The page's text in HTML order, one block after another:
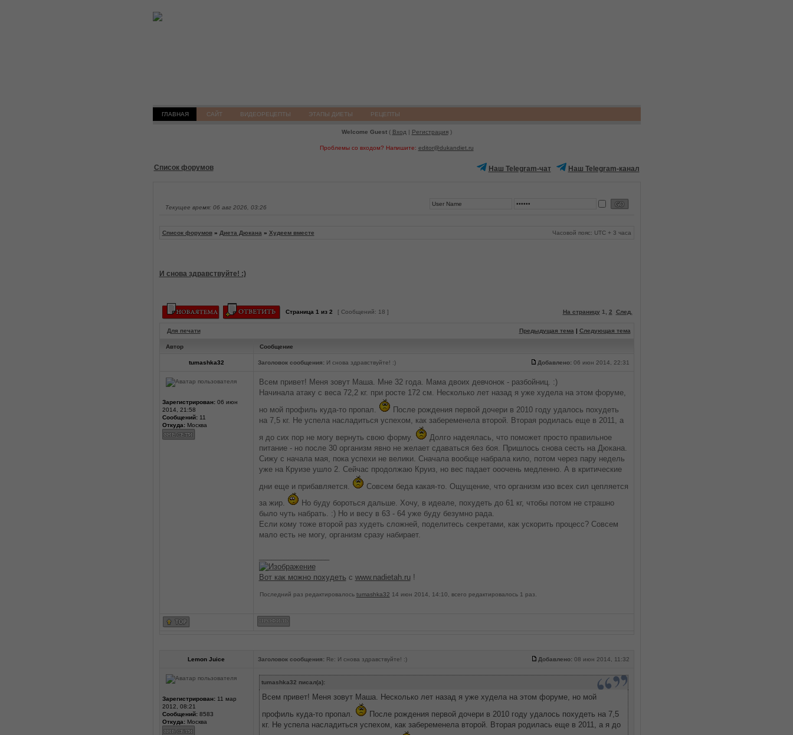
ГЛАВНАЯ САЙТ ВИДЕОРЕЦЕПТЫ ЭТАПЫ ДИЕТЫ РЕЦЕПТЫ
Welcome Guest( Вход | Регистрация)
Проблемы со входом? Напишите: editor@dukandiet.ru
Список форумов Наш Telegram-чат Наш Telegram-канал
Текущее время: 06 авг 2026, 03:26
Список форумов» Диета Дюкана » Худеем вместе Часовой пояс: UTC + 3 часа
И снова здравствуйте! :)
Страница 1 из 2 [ Сообщений: 18 ] На страницу 1 2 След.
Для печати Предыдущая тема | Следующая тема
Автор Сообщение
tumashka32 Заголовок сообщения:И снова здравствуйте! :) Добавлено:06 июн 2014, 22:31
Зарегистрирован:06 июн
2014, 21:58
Сообщений:11
Откуда:Москва
Всем привет! Меня зовут Маша. Мне 32 года. Мама двоих девчонок - разбойниц. :)
Начинала атаку с веса 72,2 кг. при росте 172 см. Несколько лет назад я уже худела на этом форуме,
но мой профиль куда-то пропал.
После рождения первой дочери в 2010 году удалось похудеть
на 7,5 кг. Не успела насладиться успехом, как забеременела второй. Вторая родилась еще в 2011, а
я до сих пор не могу вернуть свою форму.
Долго надеялась, что поможет просто правильное
питание - но после 30 организм явно не желает сдаваться без боя. Пришлось снова сесть на Дюкана.
Сижу с начала мая, пока успехи не велики. Сначала вообще набрала кило, потом через пару недель
уже на Круизе ушло 2. Сейчас продолжаю Круиз, но вес падает ооочень медленно. А в критические
дни еще и прибавляется.
Совсем беда какая-то. Ощущение, что организм изо всех сил цепляется
за жир.
Но буду бороться дальше. Хочу, в идеале, похудеть до 61 кг, чтобы потом не страшно
было чуть набрать. :) Но и весу в 63 - 64 уже буду безумно рада.
Если кому тоже второй раз худеть сложней, поделитесь секретами, как ускорить процесс? Совсем
мало есть не могу, организм сразу набирает.
Вот как можно похудеть с www.nadietah.ru!
Последний раз редактировалось tumashka32 14 июн 2014, 14:10, всего редактировалось 1 раз.
Lemon Juice Заголовок сообщения: Re: И снова здравствуйте! :) Добавлено: 08 июн 2014, 11:32
Зарегистрирован:11 мар
2012, 08:21
Сообщений:8583
Откуда:Москва
tumashka32 писал(а):
Всем привет! Меня зовут Маша. Несколько лет назад я уже худела на этом форуме, но мой
профиль куда-то пропал.
После рождения первой дочери в 2010 году удалось похудеть на 7,5
кг. Не успела насладиться успехом, как забеременела второй. Вторая родилась еще в 2011, а я до